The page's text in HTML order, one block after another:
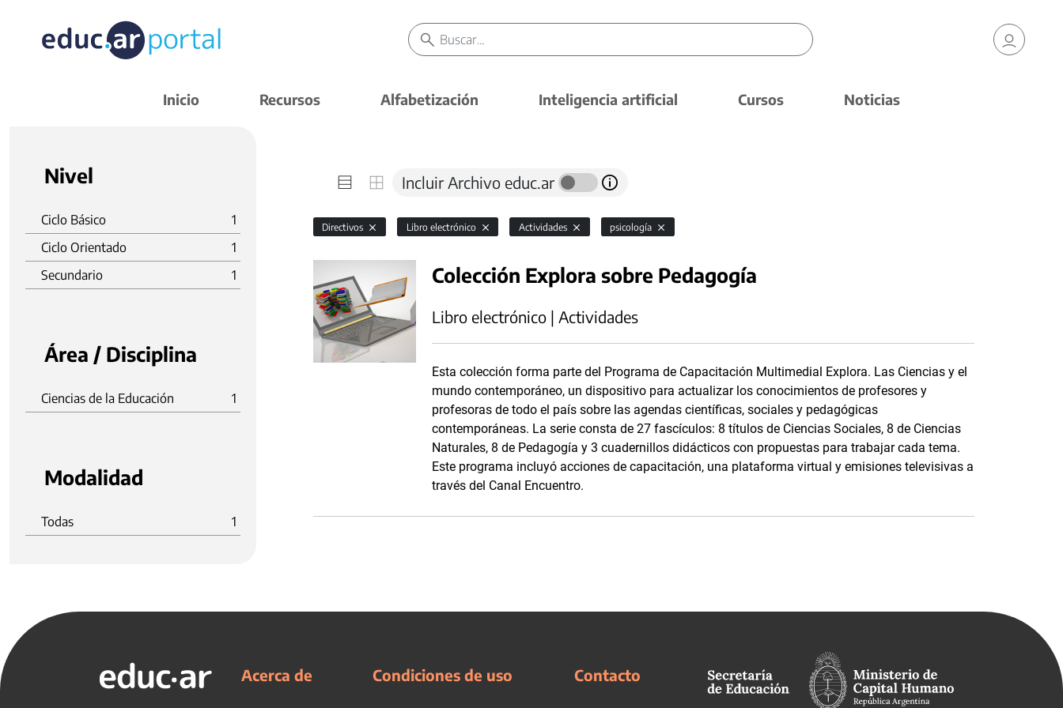
Inicio Recursos Alfabetización Inteligencia artificial Cursos Noticias
Nivel
Ciclo Básico
1
Ciclo Orientado
1
Secundario
1
Área / Disciplina
Ciencias de la Educación 1
Modalidad
Todas 1
Incluir Archivo educ.ar
Directivos Libro electrónico Actividades psicología
Colección Explora sobre Pedagogía
Libro electrónico | Actividades
Esta colección forma parte del Programa de Capacitación Multimedial Explora. Las Ciencias y el
mundo contemporáneo, un dispositivo para actualizar los conocimientos de profesores y
profesoras de todo el país sobre las agendas científicas, sociales y pedagógicas
contemporáneas. La serie consta de 27 fascículos: 8 títulos de Ciencias Sociales, 8 de Ciencias
Naturales, 8 de Pedagogía y 3 cuadernillos didácticos con propuestas para trabajar cada tema.
Este programa incluyó acciones de capacitación, una plataforma virtual y emisiones televisivas a
través del Canal Encuentro.
Acerca de Condiciones de uso Contacto